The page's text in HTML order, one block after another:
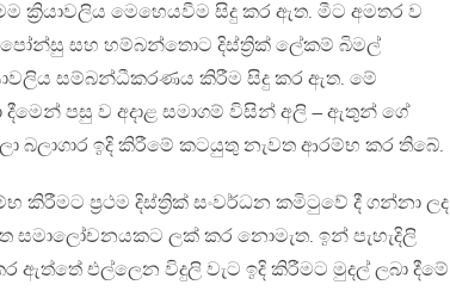
ක්‍රියාවලිය මෙහෙයවීම සිදු කර ඇත. මීට අමතර ව
සහ හම්බන්තොට දිස්ත්‍රික් ලේකම් බිමල්
සම්බන්ධීකරණය කිරීම සිදු කර ඇත. මේ
දීමෙන් පසු ව අදාළ සමාගම් විසින් අලි – ඇතුන් ගේ
ඉදි කිරීමේ කටයුතු නැවත ආරම්භ කර තිබේ.
කිරීමට ප්‍රථම දිස්ත්‍රික් සංවර්ධන කමිටුවේ දී ගන්නා ලද
සමාලෝචනයකට ලක් කර නොමැත. ඉන් පැහැදිලි
ඇත්තේ එල්ලෙන විදුලි වැට ඉදි කිරීමට මුදල් ලබා දීමේ